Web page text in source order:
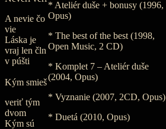
A nevie čo
vie
Láska je
vraj len čln
v púšti
Kým smieš
veriť tým
dvom
Kým sú
* Ateliér duše + bonusy (1996,
Opus)
* The best of the best (1998,
Open Music, 2 CD)
* Komplet 7 – Ateliér duše
(2004, Opus)
* Vyznanie (2007, 2CD, Opus)
* Duetá (2010, Opus)